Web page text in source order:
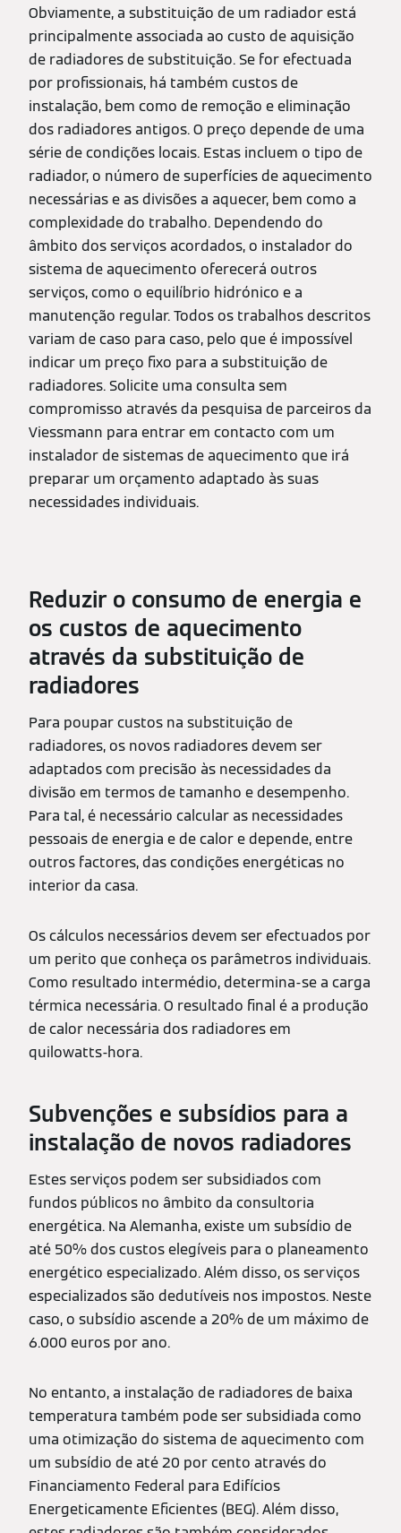
Obviamente, a substituição de um radiador está
principalmente associada ao custo de aquisição
de radiadores de substituição. Se for efectuada
por profissionais, há também custos de
instalação, bem como de remoção e eliminação
dos radiadores antigos. O preço depende de uma
série de condições locais. Estas incluem o tipo de
radiador, o número de superfícies de aquecimento
necessárias e as divisões a aquecer, bem como a
complexidade do trabalho. Dependendo do
âmbito dos serviços acordados, o instalador do
sistema de aquecimento oferecerá outros
serviços, como o equilíbrio hidrónico e a
manutenção regular. Todos os trabalhos descritos
variam de caso para caso, pelo que é impossível
indicar um preço fixo para a substituição de
radiadores. Solicite uma consulta sem
compromisso através da pesquisa de parceiros da
Viessmann para entrar em contacto com um
instalador de sistemas de aquecimento que irá
preparar um orçamento adaptado às suas
necessidades individuais.
Reduzir o consumo de energia e
os custos de aquecimento
através da substituição de
radiadores
Para poupar custos na substituição de
radiadores, os novos radiadores devem ser
adaptados com precisão às necessidades da
divisão em termos de tamanho e desempenho.
Para tal, é necessário calcular as necessidades
pessoais de energia e de calor e depende, entre
outros factores, das condições energéticas no
interior da casa.
Os cálculos necessários devem ser efectuados por
um perito que conheça os parâmetros individuais.
Como resultado intermédio, determina-se a carga
térmica necessária. O resultado final é a produção
de calor necessária dos radiadores em
quilowatts-hora.
Subvenções e subsídios para a
instalação de novos radiadores
Estes serviços podem ser subsidiados com
fundos públicos no âmbito da consultoria
energética. Na Alemanha, existe um subsídio de
até 50% dos custos elegíveis para o planeamento
energético especializado. Além disso, os serviços
especializados são dedutíveis nos impostos. Neste
caso, o subsídio ascende a 20% de um máximo de
6.000 euros por ano.
No entanto, a instalação de radiadores de baixa
temperatura também pode ser subsidiada como
uma otimização do sistema de aquecimento com
um subsídio de até 20 por cento através do
Financiamento Federal para Edifícios
Energeticamente Eficientes (BEG). Além disso,